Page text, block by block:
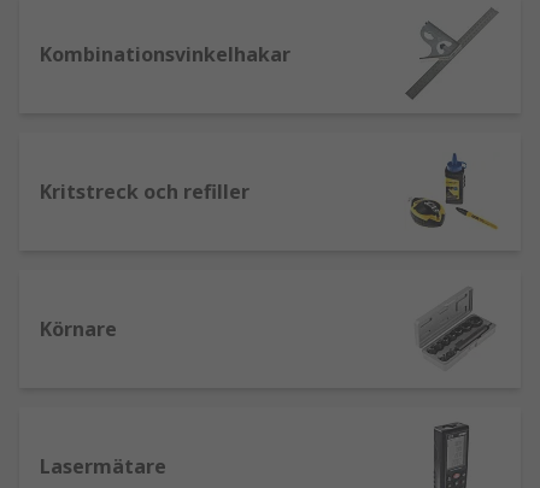
verktyg för din verktygslåda. Kan användas
för att hitta vinklar, mäta längder, ge raka
vinklar, markera raka linjer och mäta
vertikalt och horisontellt
Laservattenpass - Använder en laserlinje
nivån på egen hand.
Kombinationsvinkelhakar
Kritstreck och refiller
Körnare
Lasermätare